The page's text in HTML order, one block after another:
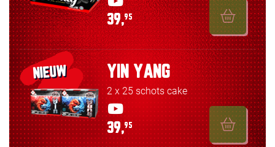
39,95
NIEUW YIN YANG
2 x 25 schots cake
39,95